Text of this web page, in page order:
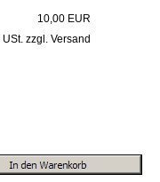
10,00 EUR
zzgl. Versand